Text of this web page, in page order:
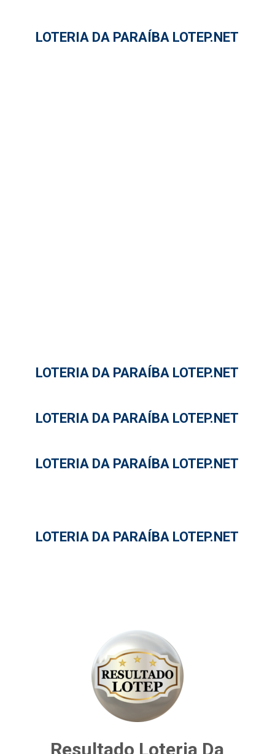
LOTERIA DA PARAÍBA LOTEP.NET
LOTERIA DA PARAÍBA LOTEP.NET
LOTERIA DA PARAÍBA LOTEP.NET
LOTERIA DA PARAÍBA LOTEP.NET
LOTERIA DA PARAÍBA LOTEP.NET
Resultado Loteria Da